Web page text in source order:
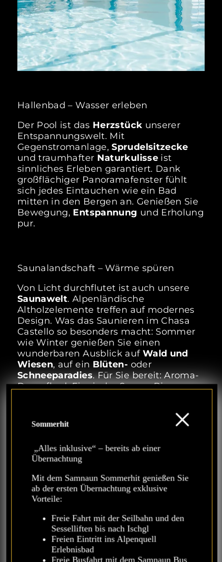
Hallenbad – Wasser erleben
Der Pool ist das Herzstück unserer
Entspannungswelt. Mit
Gegenstromanlage,Sprudelsitzecke
und traumhafter Naturkulisseist
sinnliches Erleben garantiert. Dank
großflächiger Panoramafenster fühlt
sich jedes Eintauchen wie ein Bad
mitten in den Bergen an. Genießen Sie
Bewegung, Entspannung und Erholung
pur.
Saunalandschaft – Wärme spüren
Von Licht durchflutet ist auch unsere
Saunawelt. Alpenländische
Altholzelemente treffen auf modernes
Design. Was das Saunieren im Chasa
Castello so besonders macht: Sommer
wie Winter genießen Sie einen
wunderbaren Ausblick auf Wald und
Wiesen, auf ein Blüten- oder
Schneeparadies. Für Sie bereit: Aroma-
Dampfbad, Finnische Sauna, Biosauna,
Sommerhit
„Alles inklusive“ – bereits ab einer
Übernachtung
Mit dem Samnaun Sommerhit genießen Sie
ab der ersten Übernachtung exklusive
Vorteile:
Freie Fahrt mit der Seilbahn und den
Sesselliften bis nach Ischgl
Freien Eintritt ins Alpenquell
Erlebnisbad
Freie Busfahrt mit dem Samnaun Bus